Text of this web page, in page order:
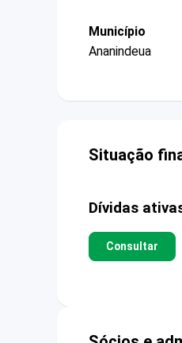
Município
Ananindeua
Situação
Dívidas
Consultar